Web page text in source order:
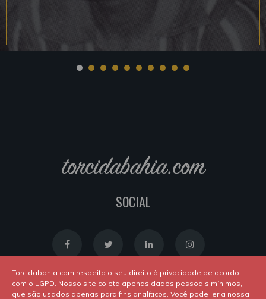
torcidabahia.com
SOCIAL
Torcidabahia.com respeita o seu direito à privacidade de acordo
com o LGPD. Nosso site coleta apenas dados pessoais mínimos,
que são usados apenas para fins analíticos. Você pode ler a nossa